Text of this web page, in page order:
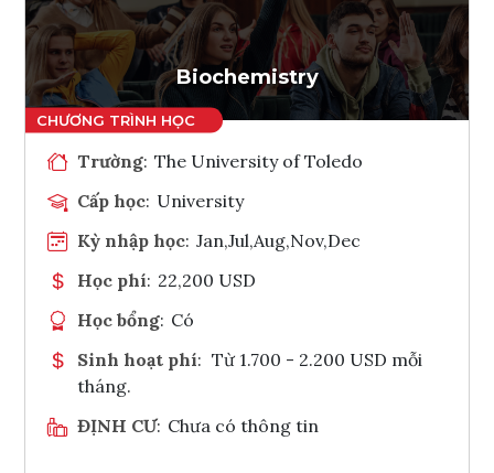
Tham vấn Interlink
Biochemistry
Trường: The University of Toledo
Cấp học: University
Kỳ nhập học: Jan,Jul,Aug,Nov,Dec
Học phí: 22,200 USD
Học bổng: Có
Sinh hoạt phí: Từ 1.700 - 2.200 USD mỗi
tháng.
ĐỊNH CƯ: Chưa có thông tin